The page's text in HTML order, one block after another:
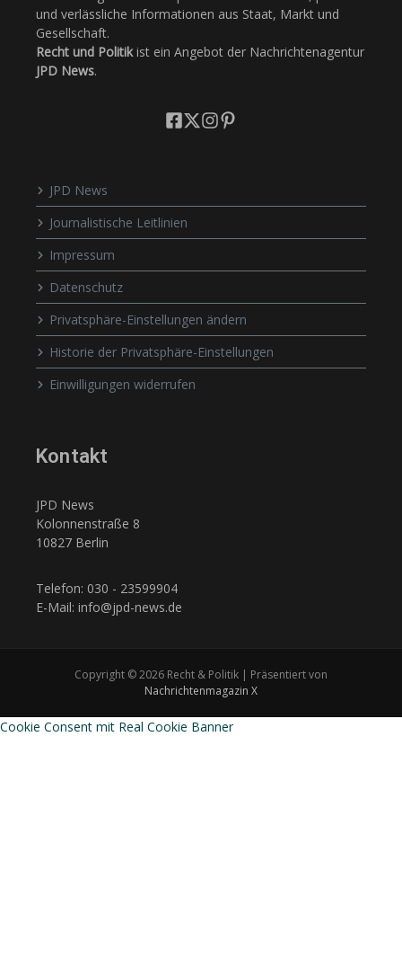
und verlässliche Informationen aus Staat, Markt und
Gesellschaft.
Recht und Politikist ein Angebot der Nachrichtenagentur
JPD News.
JPD News
Journalistische Leitlinien
Impressum
Datenschutz
Privatsphäre-Einstellungen ändern
Historie der Privatsphäre-Einstellungen
Einwilligungen widerrufen
Kontakt
JPD News
Kolonnenstraße 8
10827 Berlin
Telefon: 030 - 23599904
E-Mail: info@jpd-news.de
Copyright © 2026 Recht & Politik | Präsentiert von
Nachrichtenmagazin X
Cookie Consent mit Real Cookie Banner